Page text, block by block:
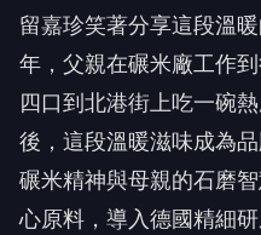
留嘉珍笑著分享這段溫
年，父親在碾米廠工作
四口到北港街上吃一碗
後，這段溫暖滋味成為
碾米精神與母親的石磨
心原料，導入德國精細